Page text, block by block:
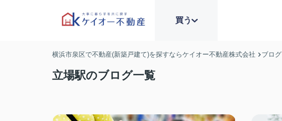
買う
横浜市泉区で不動産(新築戸建て)を探すならケイオー不動産株式会社 ブログ
立場駅のブログ一覧